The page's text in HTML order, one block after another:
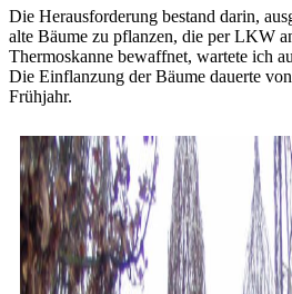
Die Herausforderung bestand darin,
alte Bäume zu pflanzen, die per LKW
Thermoskanne bewaffnet, wartete ich
Die Einflanzung der Bäume dauerte
Frühjahr.